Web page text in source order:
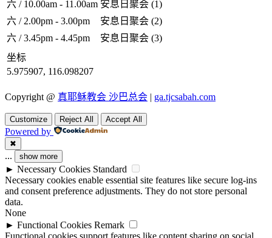
六 / 10.00am - 11.00am 安息日聚会 (1)
六 / 2.00pm - 3.00pm
安息日聚会 (2)
六 / 3.45pm - 4.45pm
安息日聚会 (3)
坐标
5.975907, 116.098207
Copyright @ 真耶稣教会 沙巴总会 | ga.tjcsabah.com
Customize Reject All Accept All
Powered by
✖
... show more
► Necessary Cookies Standard
Necessary cookies enable essential site features like secure log-ins
and consent preference adjustments. They do not store personal
data.
None
► Functional Cookies Remark
Functional cookies support features like content sharing on social